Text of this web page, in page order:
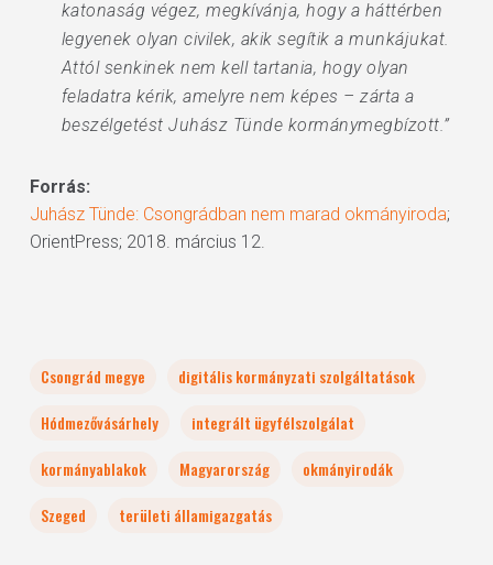
katonaság végez, megkívánja, hogy a háttérben
legyenek olyan civilek, akik segítik a munkájukat.
Attól senkinek nem kell tartania, hogy olyan
feladatra kérik, amelyre nem képes – zárta a
beszélgetést Juhász Tünde kormánymegbízott.”
Forrás:
Juhász Tünde: Csongrádban nem marad okmányiroda;
OrientPress; 2018. március 12.
Csongrád megye
digitális kormányzati szolgáltatások
Hódmezővásárhely
integrált ügyfélszolgálat
kormányablakok
Magyarország
okmányirodák
Szeged
területi államigazgatás